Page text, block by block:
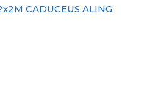
CADUCEUS ALING